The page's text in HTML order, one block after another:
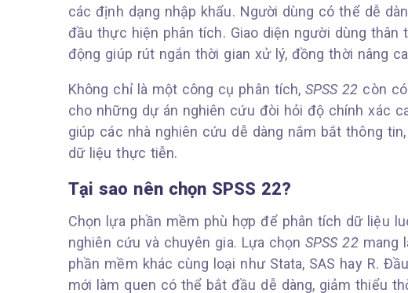
các định dạng nhập khẩu. Người dùng có thể dễ
đầu thực hiện phân tích. Giao diện người dùng
động giúp rút ngắn thời gian xử lý, đồng thời nâng
Không chỉ là một công cụ phân tích, SPSS 22 còn
cho những dự án nghiên cứu đòi hỏi độ chính xác
giúp các nhà nghiên cứu dễ dàng nắm bắt thông
dữ liệu thực tiễn.
Tại sao nên chọn SPSS 22?
Chọn lựa phần mềm phù hợp để phân tích dữ liệu
nghiên cứu và chuyên gia. Lựa chọnSPSS 22mang
phần mềm khác cùng loại như Stata, SAS hay R.
mới làm quen có thể bắt đầu dễ dàng, giảm thiểu